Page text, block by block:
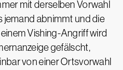
mit derselben Vorwahl
jemand abnimmt und die
Vishing-Angriff wird
gefälscht,
von einer Ortsvorwahl